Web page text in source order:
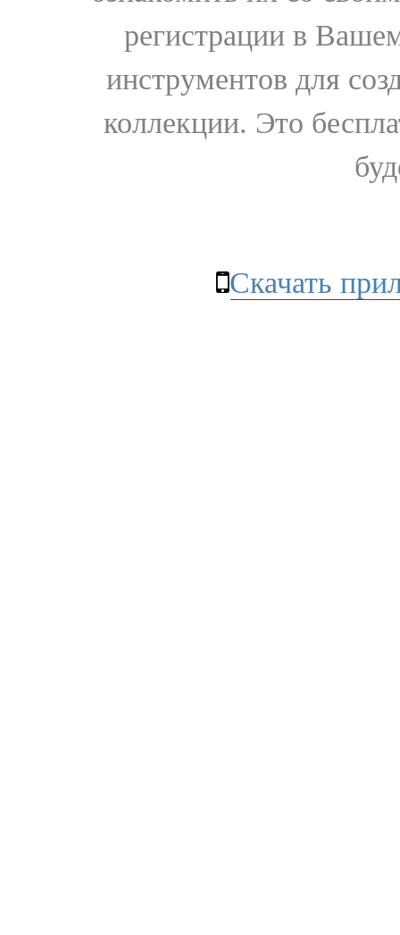
регистрации в
инструментов для
коллекции. Это
Скачать